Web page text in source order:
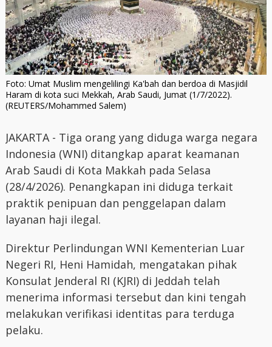
Foto: Umat Muslim mengelilingi Ka'bah dan berdoa di Masjidil
Haram di kota suci Mekkah, Arab Saudi, Jumat (1/7/2022).
(REUTERS/Mohammed Salem)
JAKARTA - Tiga orang yang diduga warga negara
Indonesia (WNI) ditangkap aparat keamanan
Arab Saudi di Kota Makkah pada Selasa
(28/4/2026). Penangkapan ini diduga terkait
praktik penipuan dan penggelapan dalam
layanan haji ilegal.
Direktur Perlindungan WNI Kementerian Luar
Negeri RI, Heni Hamidah, mengatakan pihak
Konsulat Jenderal RI (KJRI) di Jeddah telah
menerima informasi tersebut dan kini tengah
melakukan verifikasi identitas para terduga
pelaku.